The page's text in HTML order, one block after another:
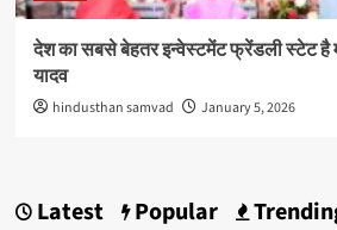
देश का सबसे बेहतर इन्वेस्टमेंट फ्रेंडली स्टेट है
यादव
hindusthan samvad January 5, 2026
Latest Popular